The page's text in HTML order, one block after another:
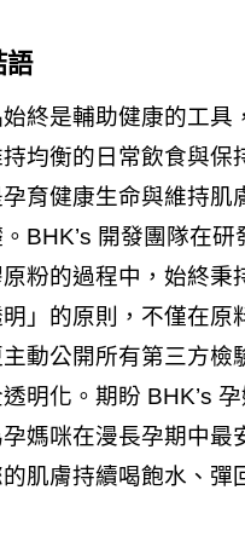
語
終是輔助健康的工具
均衡的日常飲食與保
育健康生命與維持肌
BHK’s 開發團隊在研
粉的過程中，始終秉
」的原則，不僅在原
動公開所有第三方檢
明化。期盼 BHK’s
媽咪在漫長孕期中最
肌膚持續喝飽水、彈